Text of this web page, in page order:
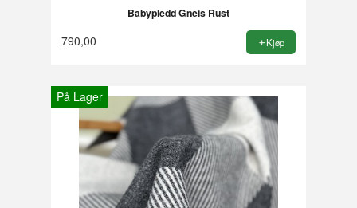
Babypledd Gneis Rust
790,00 Kjøp
På Lager